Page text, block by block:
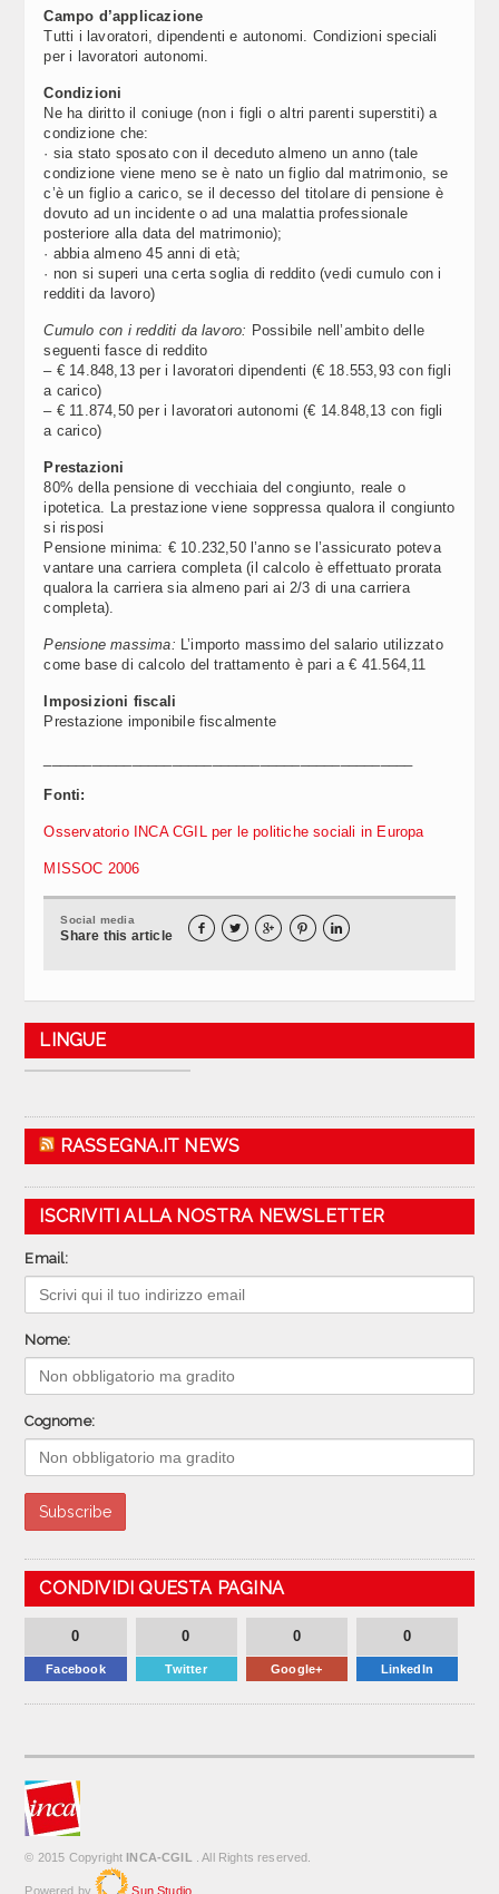
Campo d’applicazione
Tutti i lavoratori, dipendenti e autonomi. Condizioni speciali
per i lavoratori autonomi.
Condizioni
Ne ha diritto il coniuge (non i figli o altri parenti superstiti) a
condizione che:
· sia stato sposato con il deceduto almeno un anno (tale
condizione viene meno se è nato un figlio dal matrimonio, se
c’è un figlio a carico, se il decesso del titolare di pensione è
dovuto ad un incidente o ad una malattia professionale
posteriore alla data del matrimonio);
· abbia almeno 45 anni di età;
· non si superi una certa soglia di reddito (vedi cumulo con i
redditi da lavoro)
Cumulo con i redditi da lavoro: Possibile nell’ambito delle
seguenti fasce di reddito
– € 14.848,13 per i lavoratori dipendenti (€ 18.553,93 con figli
a carico)
– € 11.874,50 per i lavoratori autonomi (€ 14.848,13 con figli
a carico)
Prestazioni
80% della pensione di vecchiaia del congiunto, reale o
ipotetica. La prestazione viene soppressa qualora il congiunto
si risposi
Pensione minima: € 10.232,50 l’anno se l’assicurato poteva
vantare una carriera completa (il calcolo è effettuato prorata
qualora la carriera sia almeno pari ai 2/3 di una carriera
completa).
Pensione massima: L’importo massimo del salario utilizzato
come base di calcolo del trattamento è pari a € 41.564,11
Imposizioni fiscali
Prestazione imponibile fiscalmente
Fonti:
Osservatorio INCA CGIL per le politiche sociali in Europa
MISSOC 2006
Social media
Share this article     
LINGUE
RASSEGNA.IT NEWS
ISCRIVITI ALLA NOSTRA NEWSLETTER
Email:
Nome:
Cognome:
CONDIVIDI QUESTA PAGINA
0
Facebook
0
Twitter
0
Google+
0
LinkedIn
© 2015 Copyright INCA-CGIL . All Rights reserved.
Powered by Sun Studio